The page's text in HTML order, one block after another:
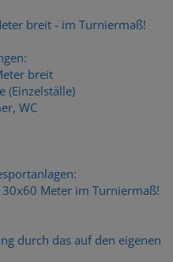
breit - im Turniermaß!
breit
(Einzelställe)
WC
Meter im Turniermaß!
durch das auf den eigenen